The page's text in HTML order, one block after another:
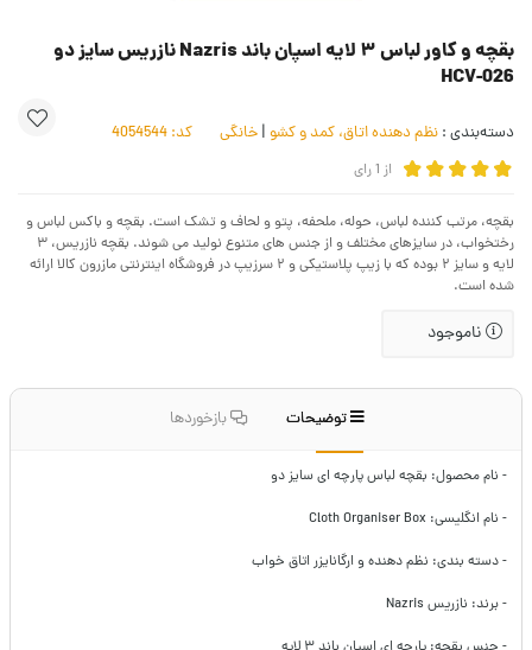
بقچه و کاور لباس ۳ لایه اسپان باند Nazris نازریس سایز دو
HCV-026
دسته‌بندی : نظم دهنده اتاق، کمد و کشو | خانگی کد:
از 1رای
بقچه، مرتب کننده لباس، حوله، ملحفه، پتو و لحاف و تشک است. بقچه و باکس لباس و
رختخواب، در سایزهای مختلف و از جنس های متنوع نولید می شوند. بقچه نازریس، ۳
لایه و سایز ۲ بوده که با زیپ پلاستیکی و ۲ سرزیپ در فروشگاه اینترنتی مازرون کالا ارائه
شده است.
ناموجود
توضیحات بازخوردها
- نام محصول: بقچه لباس پارچه ای سایز دو
- نام انگلیسی: Cloth Organiser Box
- دسته بندی: نظم دهنده و ارگانایزر اتاق خواب
- برند: نازریس Nazris